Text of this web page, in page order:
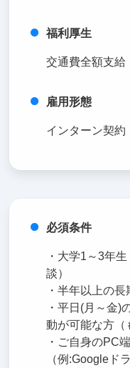
福利厚生
交通費全額支給
雇用形態
インターン契約
必須条件
・大学1～3年
談）
・半年以上の
・平日(月～金)
動が可能な方（
・ご自身のPC
（例:Googleド